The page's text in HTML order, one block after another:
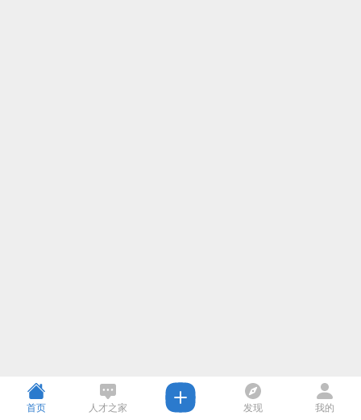
首页 人才之家 发现 我的